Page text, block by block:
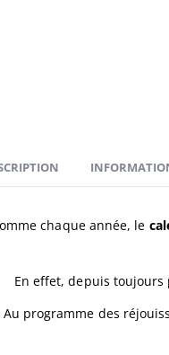
chaque année, le
En effet, depuis
Au programme des